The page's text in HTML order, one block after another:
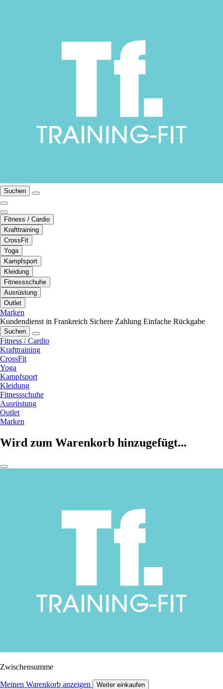
Suchen
Fitness / Cardio
Krafttraining
CrossFit
Yoga
Kampfsport
Kleidung
Fitnessschuhe
Ausrüstung
Outlet
Marken
Kundendienst in Frankreich Sichere Zahlung Einfache Rückgabe
Suchen
Fitness / Cardio
Krafttraining
CrossFit
Yoga
Kampfsport
Kleidung
Fitnessschuhe
Ausrüstung
Outlet
Marken
Wird zum Warenkorb hinzugefügt...
Zwischensumme
Meinen Warenkorb anzeigen Weiter einkaufen